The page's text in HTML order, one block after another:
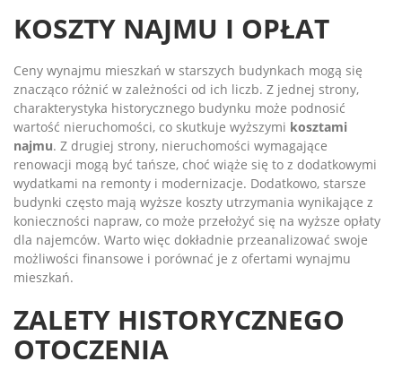
KOSZTY NAJMU I OPŁAT
Ceny wynajmu mieszkań w starszych budynkach mogą się
znacząco różnić w zależności od ich liczb. Z jednej strony,
charakterystyka historycznego budynku może podnosić
wartość nieruchomości, co skutkuje wyższymi kosztami
najmu. Z drugiej strony, nieruchomości wymagające
renowacji mogą być tańsze, choć wiąże się to z dodatkowymi
wydatkami na remonty i modernizacje. Dodatkowo, starsze
budynki często mają wyższe koszty utrzymania wynikające z
konieczności napraw, co może przełożyć się na wyższe opłaty
dla najemców. Warto więc dokładnie przeanalizować swoje
możliwości finansowe i porównać je z ofertami wynajmu
mieszkań.
ZALETY HISTORYCZNEGO
OTOCZENIA